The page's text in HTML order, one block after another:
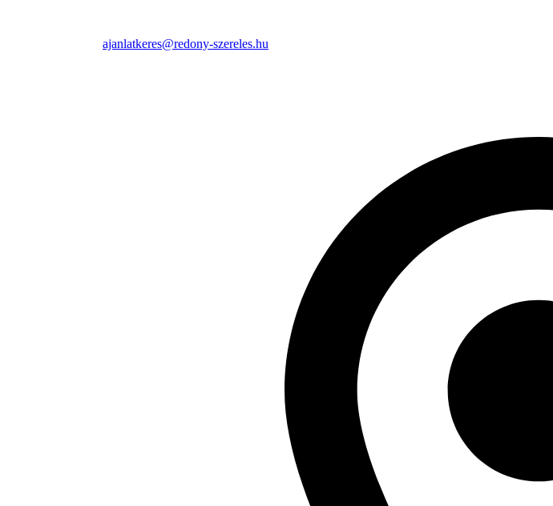
ajanlatkeres@redony-szereles.hu